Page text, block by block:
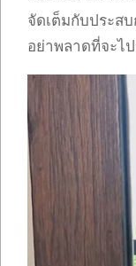
จัดเต็มกับประส
อย่าพลาดที่จะไ